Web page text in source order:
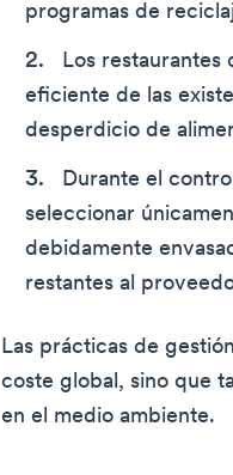
programas de
Los restaurantes
eficiente de las
desperdicio de
Durante el
seleccionar
debidamente
restantes al
Las prácticas de
coste global, sino que
en el medio ambiente.